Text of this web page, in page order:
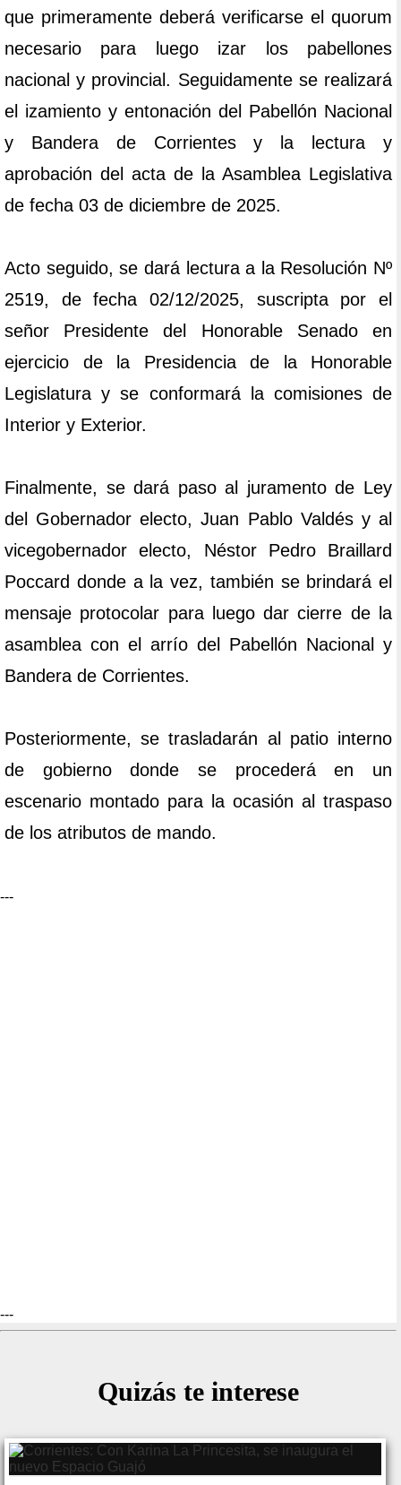
que primeramente deberá verificarse el quorum
necesario para luego izar los pabellones
nacional y provincial. Seguidamente se realizará
el izamiento y entonación del Pabellón Nacional
y Bandera de Corrientes y la lectura y
aprobación del acta de la Asamblea Legislativa
de fecha 03 de diciembre de 2025.
Acto seguido, se dará lectura a la Resolución Nº
2519, de fecha 02/12/2025, suscripta por el
señor Presidente del Honorable Senado en
ejercicio de la Presidencia de la Honorable
Legislatura y se conformará la comisiones de
Interior y Exterior.
Finalmente, se dará paso al juramento de Ley
del Gobernador electo, Juan Pablo Valdés y al
vicegobernador electo, Néstor Pedro Braillard
Poccard donde a la vez, también se brindará el
mensaje protocolar para luego dar cierre de la
asamblea con el arrío del Pabellón Nacional y
Bandera de Corrientes.
Posteriormente, se trasladarán al patio interno
de gobierno donde se procederá en un
escenario montado para la ocasión al traspaso
de los atributos de mando.
---
---
Quizás te interese